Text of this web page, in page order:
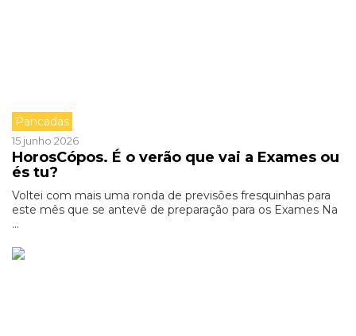
Pancadas
15 junho 2026
HorosCópos. É o verão que vai a Exames ou
és tu?
Voltei com mais uma ronda de previsões fresquinhas para
este mês que se antevê de preparação para os Exames Na
...